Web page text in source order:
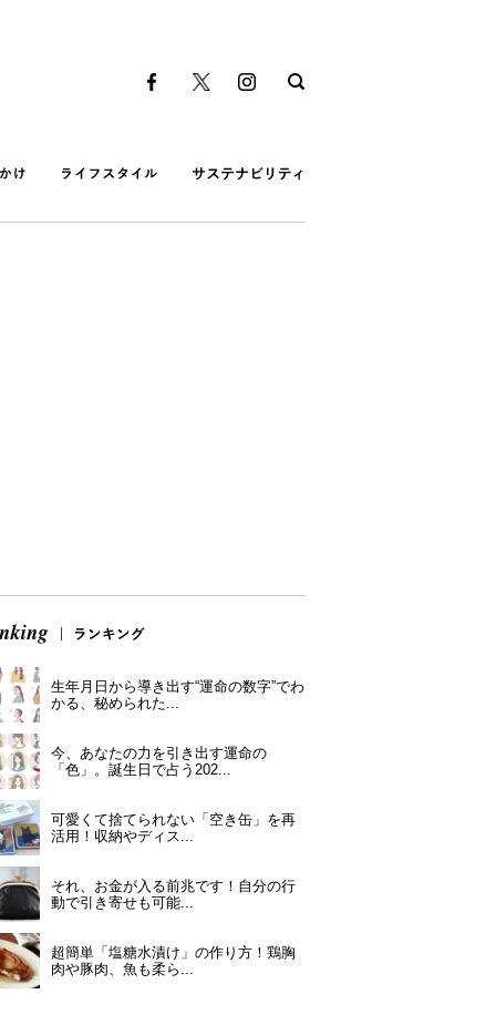
生年月日から導き出す“運命の数字”でわ
かる、秘められた...
今、あなたの力を引き出す運命の
「色」。誕生日で占う202...
可愛くて捨てられない「空き缶」を再
活用！収納やディス...
それ、お金が入る前兆です！自分の行
動で引き寄せも可能...
超簡単「塩糖水漬け」の作り方！鶏胸
肉や豚肉、魚も柔ら...